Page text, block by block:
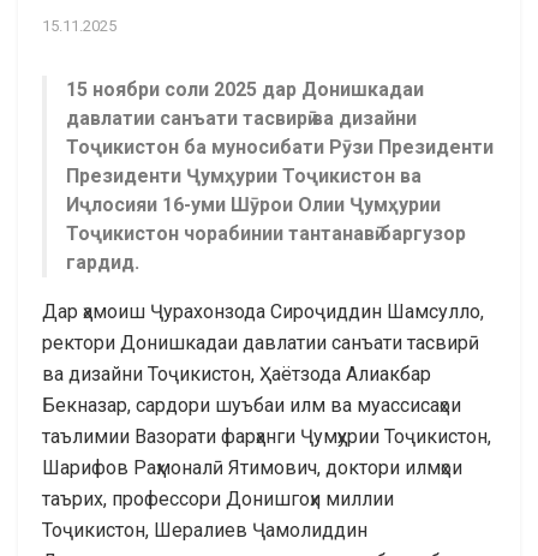
15.11.2025
15 ноябри соли 2025 дар Донишкадаи
давлатии санъати тасвирӣ ва дизайни
Тоҷикистон ба муносибати Рӯзи Президенти
Президенти Ҷумҳурии Тоҷикистон ва
Иҷлосияи 16-уми Шӯрои Олии Ҷумҳурии
Тоҷикистон чорабинии тантанавӣ баргузор
гардид.
Дар ҳамоиш Ҷурахонзода Сироҷиддин Шамсулло,
ректори Донишкадаи давлатии санъати тасвирӣ
ва дизайни Тоҷикистон, Ҳаётзода Алиакбар
Бекназар, сардори шуъбаи илм ва муассисаҳои
таълимии Вазорати фарҳанги Ҷумҳурии Тоҷикистон,
Шарифов Раҳмоналӣ Ятимович, доктори илмҳои
таърих, профессори Донишгоҳи миллии
Тоҷикистон, Шералиев Ҷамолиддин